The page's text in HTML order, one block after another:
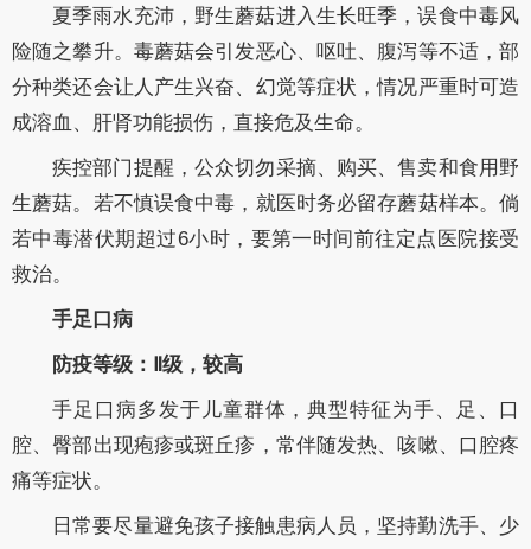
夏季雨水充沛，野生蘑菇进入生长旺季，误食中毒风
险随之攀升。毒蘑菇会引发恶心、呕吐、腹泻等不适，部
分种类还会让人产生兴奋、幻觉等症状，情况严重时可造
成溶血、肝肾功能损伤，直接危及生命。
疾控部门提醒，公众切勿采摘、购买、售卖和食用野
生蘑菇。若不慎误食中毒，就医时务必留存蘑菇样本。倘
若中毒潜伏期超过6小时，要第一时间前往定点医院接受
救治。
手足口病
防疫等级： Ⅱ级，较高
手足口病多发于儿童群体，典型特征为手、足、口
腔、臀部出现疱疹或斑丘疹，常伴随发热、咳嗽、口腔疼
痛等症状。
日常要尽量避免孩子接触患病人员，坚持勤洗手、少